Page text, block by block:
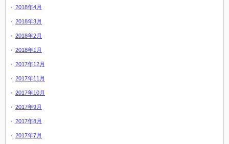
2018年4月
2018年3月
2018年2月
2018年1月
2017年12月
2017年11月
2017年10月
2017年9月
2017年8月
2017年7月